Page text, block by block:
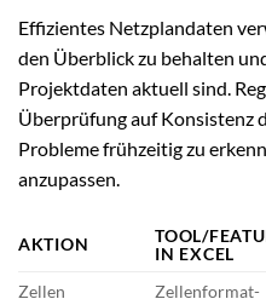
Effizientes Netzplandaten
den Überblick zu behalten
Projektdaten aktuell sind.
Überprüfung auf Konsistenz
Probleme frühzeitig zu
anzupassen.
AKTION
TOOL/
IN EXCEL
Zellen
Zellenformat-